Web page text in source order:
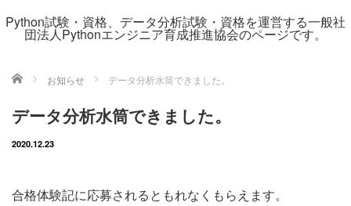
Python試験・資格、データ分析試験・資格を運営する一般社
団法人Pythonエンジニア育成推進協会のページです。
ホーム お知らせ データ分析水筒できました。
データ分析水筒できました。
2020.12.23
合格体験記に応募されるともれなくもらえます。